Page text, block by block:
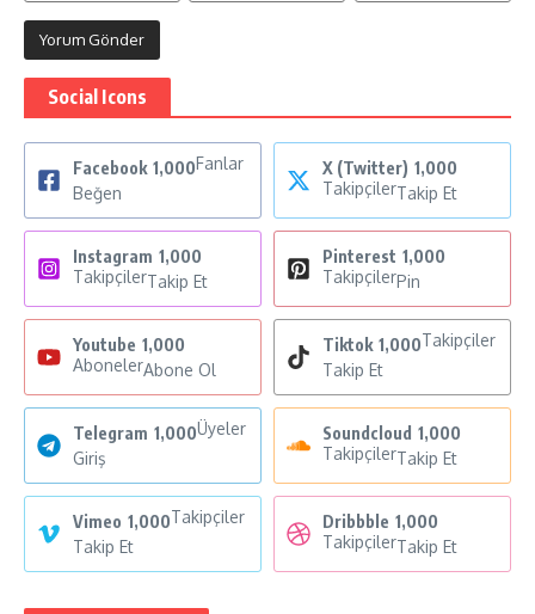
Social Icons
Facebook 1,000Fanlar
Beğen
X (Twitter) 1,000
TakipçilerTakip Et
Instagram 1,000
TakipçilerTakip Et
Pinterest 1,000
TakipçilerPin
Youtube 1,000
AbonelerAbone Ol
Tiktok 1,000Takipçiler
Takip Et
Telegram 1,000Üyeler
Giriş
Soundcloud 1,000
TakipçilerTakip Et
Vimeo 1,000Takipçiler
Takip Et
Dribbble 1,000
TakipçilerTakip Et